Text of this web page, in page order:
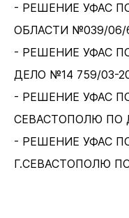
- РЕШЕНИЕ УФАС
ОБЛАСТИ №039/06/
- РЕШЕНИЕ УФАС
ДЕЛО №14 759/03-
- РЕШЕНИЕ УФАС
СЕВАСТОПОЛЮ ПО
- РЕШЕНИЕ УФАС
Г.СЕВАСТОПОЛЮ